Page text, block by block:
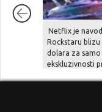
Netflix je
Rockstaru blizu
dolara za
ekskluzivnosti